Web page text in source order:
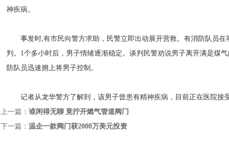
神疾病。
事发时,有市民向警方求助，民警立即出动展开营救。有消防队员在
判。1个多小时后，男子情绪逐渐稳定。谈判民警劝说男子离开满是煤
防队员迅速拥上将男子控制。
记者从龙华警方了解到，该男子曾患有精神疾病，目前正在医院接
上一篇： 谁闲得无聊 竟拧开燃气管道阀门
下一篇： 温企一款阀门获2000万美元投资